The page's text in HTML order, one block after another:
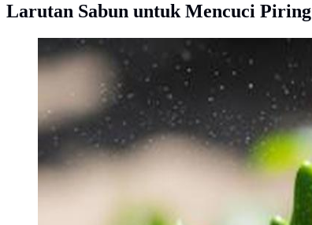
Larutan Sabun untuk Mencuci Piring